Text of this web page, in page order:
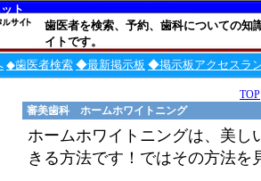
ト
歯医者を検索、予約、歯科についての知
イトです。
◆歯医者検索 ◆最新掲示板 ◆掲示板アクセスラ
TOP
審美歯科 ホームホワイトニング
ホームホワイトニングは、美し
きる方法です！ではその方法を